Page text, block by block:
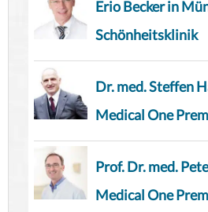
Erio Becker in
Schönheitsklinik
Dr. med. Steffen
Medical One
Prof. Dr. med.
Medical One